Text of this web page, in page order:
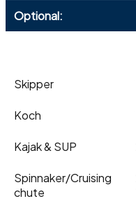
Optional:
Skipper
Koch
Kajak & SUP
Spinnaker/Cruising
chute